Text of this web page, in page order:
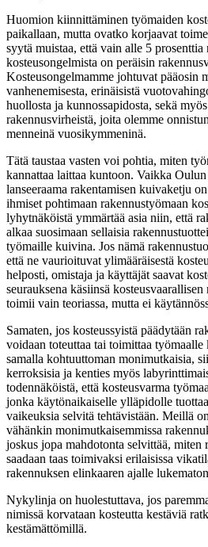
Huomion kiinnittäminen työmaiden
paikallaan, mutta ovatko korjaavat
syytä muistaa, että vain alle 5 prosenttia
kosteusongelmista on peräisin
Kosteusongelmamme johtuvat pääosin
vanhenemisesta, erinäisistä
huollosta ja kunnossapidosta, sekä
rakennusvirheistä, joita olemme
menneinä vuosikymmeninä.
Tätä taustaa vasten voi pohtia, miten
kannattaa laittaa kuntoon. Vaikka
lanseeraama rakentamisen kuivaketju
ihmiset pohtimaan rakennustyömaan
lyhytnäköistä ymmärtää asia niin, että
alkaa suosimaan sellaisia
työmaille kuivina. Jos nämä
että ne vaurioituvat ylimääräisestä
helposti, omistaja ja käyttäjät saavat
seurauksena käsiinsä
toimii vain teoriassa, mutta ei
Samaten, jos kosteussyistä päädytään
voidaan toteuttaa tai toimittaa
samalla kohtuuttoman monimutkaisia,
kerroksisia ja kenties myös
todennäköistä, että kosteusvarma
jonka käytönaikaiselle ylläpidolle
vaikeuksia selvitä tehtävistään. Meillä
vähänkin monimutkaisemmissa
joskus jopa mahdotonta selvittää, miten
saadaan taas toimivaksi erilaisissa
rakennuksen elinkaaren ajalle
Nykylinja on huolestuttava, jos
nimissä korvataan kosteutta kestäviä
kestämättömillä.